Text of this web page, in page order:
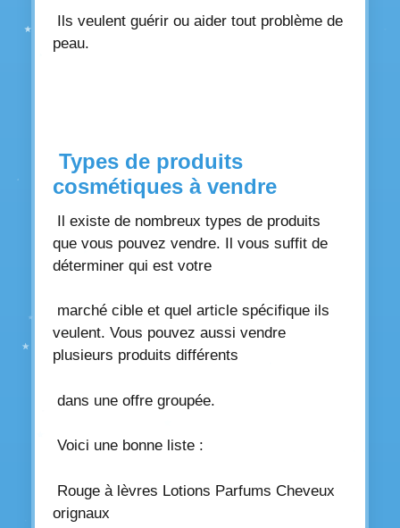
Ils veulent guérir ou aider tout problème de
peau.
Types de produits
cosmétiques à vendre
Il existe de nombreux types de produits
que vous pouvez vendre. Il vous suffit de
déterminer qui est votre
marché cible et quel article spécifique ils
veulent. Vous pouvez aussi vendre
plusieurs produits différents
dans une offre groupée.
Voici une bonne liste :
Rouge à lèvres Lotions Parfums Cheveux
orignaux